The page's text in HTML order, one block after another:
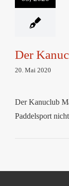
Der
20. Mai 2020
Der Kanuclub
Paddelsport